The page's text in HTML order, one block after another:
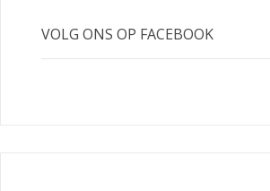
VOLG ONS OP FACEBOOK